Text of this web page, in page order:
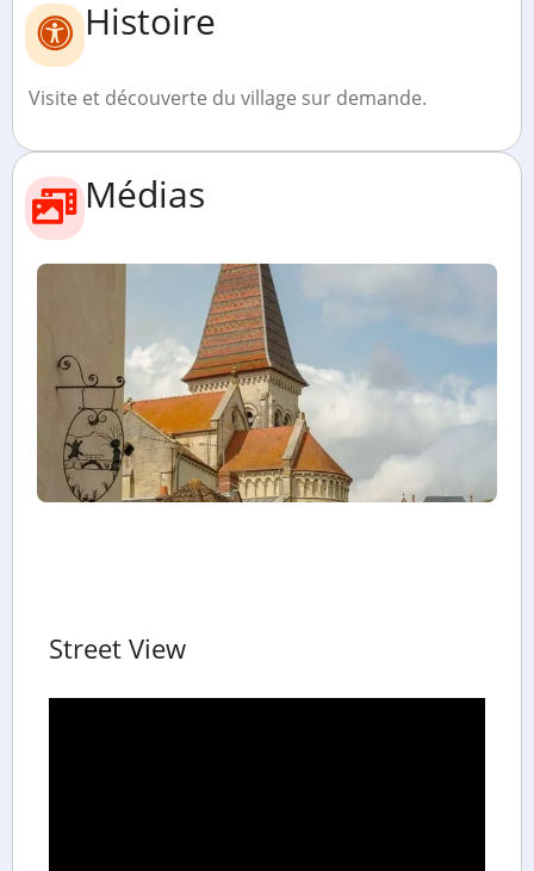
Histoire
Visite et découverte du village sur demande.
Médias
Street View